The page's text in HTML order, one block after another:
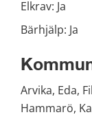
Elkrav: Ja
Bärhjälp: Ja
Arvika, Eda,
Hammarö,